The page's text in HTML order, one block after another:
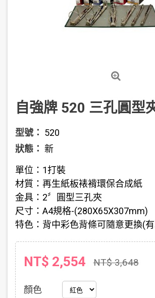
自強牌 520 三孔圓型
型號： 520
狀態： 新
單位：1打裝
材質：再生紙板裱褙環保合成紙
金具：2〞圓型三孔夾
尺寸：A4規格-(280X65X307mm)
特色：背中彩色背條可隨意更換(
NT$ 2,554 NT$ 3,648
顏色